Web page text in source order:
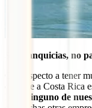
Sin franquicias, no
Otro aspecto a tener
de viaje a Costa Rica
ninguno de